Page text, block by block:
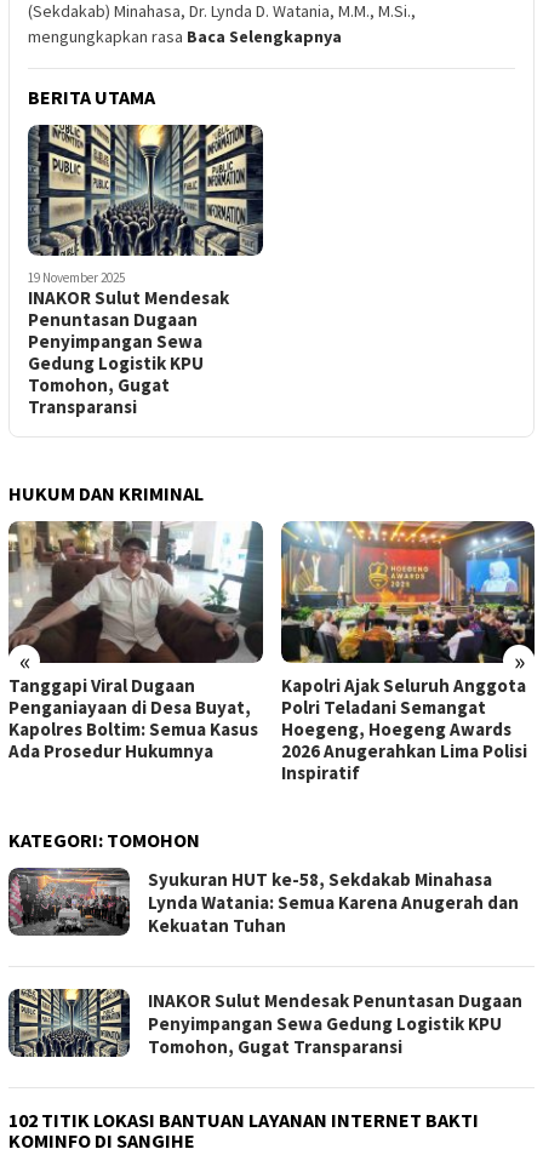
(Sekdakab) Minahasa, Dr. Lynda D. Watania, M.M., M.Si.,
mengungkapkan rasa Baca Selengkapnya
BERITA UTAMA
19 November 2025
INAKOR Sulut Mendesak
Penuntasan Dugaan
Penyimpangan Sewa
Gedung Logistik KPU
Tomohon, Gugat
Transparansi
HUKUM DAN KRIMINAL
« »
Tanggapi Viral Dugaan
Penganiayaan di Desa Buyat,
Kapolres Boltim: Semua Kasus
Ada Prosedur Hukumnya
Kapolri Ajak Seluruh Anggota
Polri Teladani Semangat
Hoegeng, Hoegeng Awards
2026 Anugerahkan Lima Polisi
Inspiratif
KATEGORI: TOMOHON
Syukuran HUT ke-58, Sekdakab Minahasa
Lynda Watania: Semua Karena Anugerah dan
Kekuatan Tuhan
INAKOR Sulut Mendesak Penuntasan Dugaan
Penyimpangan Sewa Gedung Logistik KPU
Tomohon, Gugat Transparansi
102 TITIK LOKASI BANTUAN LAYANAN INTERNET BAKTI
KOMINFO DI SANGIHE